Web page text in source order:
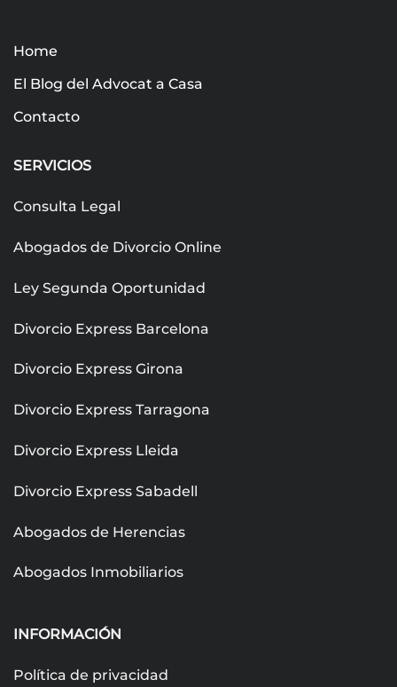
Home
El Blog del Advocat a Casa
Contacto
SERVICIOS
Consulta Legal
Abogados de Divorcio Online
Ley Segunda Oportunidad
Divorcio Express Barcelona
Divorcio Express Girona
Divorcio Express Tarragona
Divorcio Express Lleida
Divorcio Express Sabadell
Abogados de Herencias
Abogados Inmobiliarios
INFORMACIÓN
Política de privacidad